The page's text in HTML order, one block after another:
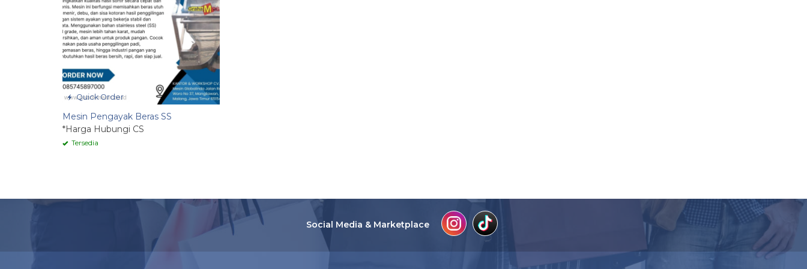
Quick Order
Mesin Pengayak Beras SS
*Harga Hubungi CS
Tersedia
Social Media & Marketplace